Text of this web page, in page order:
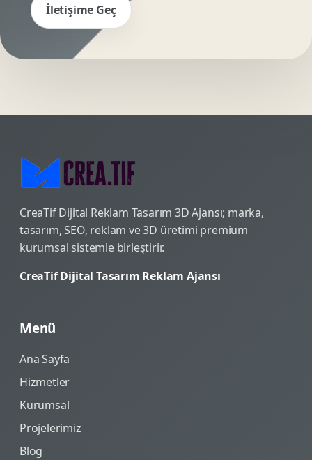
İletişime Geç
CreaTif Dijital Reklam Tasarım 3D Ajansı; marka,
tasarım, SEO, reklam ve 3D üretimi premium
kurumsal sistemle birleştirir.
CreaTif Dijital Tasarım Reklam Ajansı
Menü
Ana Sayfa
Hizmetler
Kurumsal
Projelerimiz
Blog